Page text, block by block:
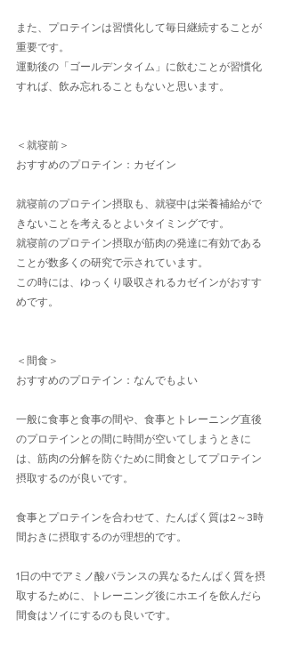
また、プロテインは習慣化して毎日継続することが
重要です。
運動後の「ゴールデンタイム」に飲むことが習慣化
すれば、飲み忘れることもないと思います。
＜就寝前＞
おすすめのプロテイン：カゼイン
就寝前のプロテイン摂取も、就寝中は栄養補給がで
きないことを考えるとよいタイミングです。
就寝前のプロテイン摂取が筋肉の発達に有効である
ことが数多くの研究で示されています。
この時には、ゆっくり吸収されるカゼインがおすす
めです。
＜間食＞
おすすめのプロテイン：なんでもよい
一般に食事と食事の間や、食事とトレーニング直後
のプロテインとの間に時間が空いてしまうときに
は、筋肉の分解を防ぐために間食としてプロテイン
摂取するのが良いです。
食事とプロテインを合わせて、たんぱく質は2～3時
間おきに摂取するのが理想的です。
1日の中でアミノ酸バランスの異なるたんぱく質を摂
取するために、トレーニング後にホエイを飲んだら
間食はソイにするのも良いです。